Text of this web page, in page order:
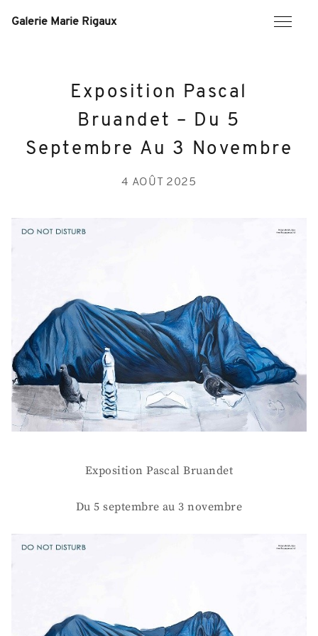
Galerie Marie Rigaux
Exposition Pascal
Bruandet – Du 5
Septembre Au 3 Novembre
4 AOÛT 2025
Exposition Pascal Bruandet
Du 5 septembre au 3 novembre